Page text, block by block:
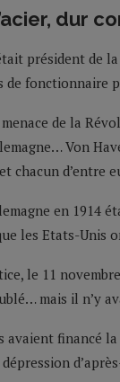
dur
président de la
de fonctionnaire
de la
Von
chacun d’entre
en 1914
les Etats-Unis
le 11
mais il n’y
avaient financé